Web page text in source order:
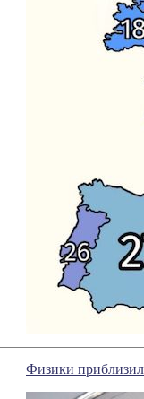
Физики